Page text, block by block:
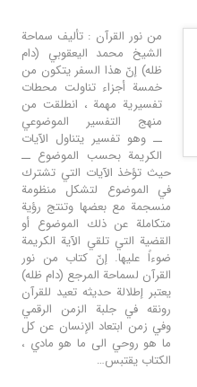
من نور القرآن : تأليف سماحة
الشيخ محمد اليعقوبي (دام
ظله) إنّ هذا السفر يتكون من
خمسة أجزاء تناولت محطات
تفسيرية مهمة ، انطلقت من
منهج التفسير الموضوعي
ــ وهو تفسير يتناول الآيات
الكريمة بحسب الموضوع ــ
حيث تؤخذ الآيات التي تشترك
في الموضوع لتشكل منظومة
منسجمة مع بعضها وتنتج رؤية
متكاملة عن ذلك الموضوع أو
القضية التي تلقي الآية الكريمة
ضوءاً عليها. إنّ كتاب من نور
القرآن لسماحة المرجع (دام ظله)
يعتبر إطلالة حديثه تعيد للقرآن
رونقه في جلبة الزمن الرقمي
وفي زمن ابتعاد الإنسان عن كل
ما هو روحي الى ما هو مادي ،
الكتاب يقتبس…